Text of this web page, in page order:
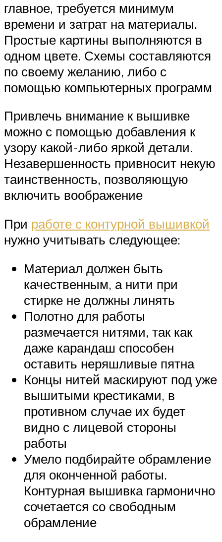
главное, требуется минимум
времени и затрат на материалы.
Простые картины выполняются в
одном цвете. Схемы составляются
по своему желанию, либо с
помощью компьютерных программ
Привлечь внимание к вышивке
можно с помощью добавления к
узору какой-либо яркой детали.
Незавершенность привносит некую
таинственность, позволяющую
включить воображение
При работе с контурной вышивкой
нужно учитывать следующее:
Материал должен быть
качественным, а нити при
стирке не должны линять
Полотно для работы
размечается нитями, так как
даже карандаш способен
оставить неряшливые пятна
Концы нитей маскируют под уже
вышитыми крестиками, в
противном случае их будет
видно с лицевой стороны
работы
Умело подбирайте обрамление
для оконченной работы.
Контурная вышивка гармонично
сочетается со свободным
обрамление